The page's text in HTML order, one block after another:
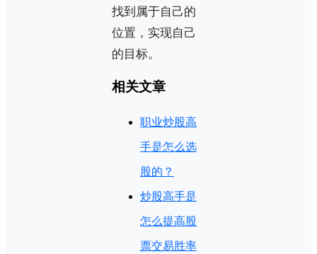
找到属于自己的
位置，实现自己
的目标。
相关文章
职业炒股高
手是怎么选
股的？
炒股高手是
怎么提高股
票交易胜率